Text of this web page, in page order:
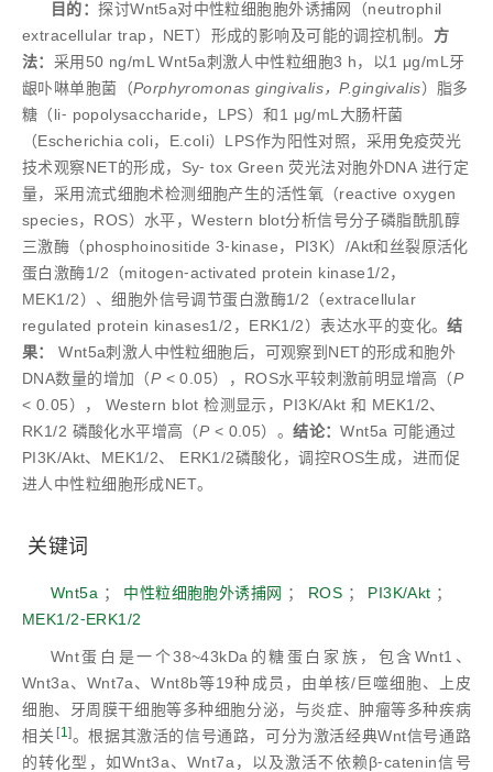
目的：探讨Wnt5a对中性粒细胞胞外诱捕网（neutrophil
extracellular trap，NET）形成的影响及可能的调控机制。 方
法： 采用50 ng/mL Wnt5a刺激人中性粒细胞3 h，以1 μg/mL牙
龈卟啉单胞菌（Porphyromonas gingivalis，P.gingivalis）脂多
糖（li⁃ popolysaccharide，LPS）和1 μg/mL大肠杆菌
（Escherichia coli，E.coli）LPS作为阳性对照，采用免疫荧光
技术观察NET的形成，Sy⁃ tox Green 荧光法对胞外DNA 进行定
量，采用流式细胞术检测细胞产生的活性氧（reactive oxygen
species，ROS）水平，Western blot分析信号分子磷脂酰肌醇
三激酶（phosphoinositide 3⁃kinase，PI3K）/Akt和丝裂原活化
蛋白激酶1/2（mitogen⁃activated protein kinase1/2，
MEK1/2）、细胞外信号调节蛋白激酶1/2（extracellular
regulated protein kinases1/2，ERK1/2）表达水平的变化。结
果：Wnt5a刺激人中性粒细胞后，可观察到NET的形成和胞外
DNA数量的增加（P< 0.05），ROS水平较刺激前明显增高（P
< 0.05）， Western blot 检测显示，PI3K/Akt 和 MEK1/2、
RK1/2 磷酸化水平增高（P< 0.05）。结论：Wnt5a 可能通过
PI3K/Akt、MEK1/2、 ERK1/2磷酸化，调控ROS生成，进而促
进人中性粒细胞形成NET。
关键词
Wnt5a ； 中性粒细胞胞外诱捕网 ； ROS ； PI3K/Akt ；
MEK1/2⁃ERK1/2
Wnt蛋白是一个38~43kDa的糖蛋白家族，包含Wnt1、
Wnt3a、Wnt7a、Wnt8b等19种成员，由单核/巨噬细胞、上皮
细胞、牙周膜干细胞等多种细胞分泌，与炎症、肿瘤等多种疾病
相关 [1]。根据其激活的信号通路，可分为激活经典Wnt信号通路
的转化型，如Wnt3a、Wnt7a，以及激活不依赖β⁃catenin信号